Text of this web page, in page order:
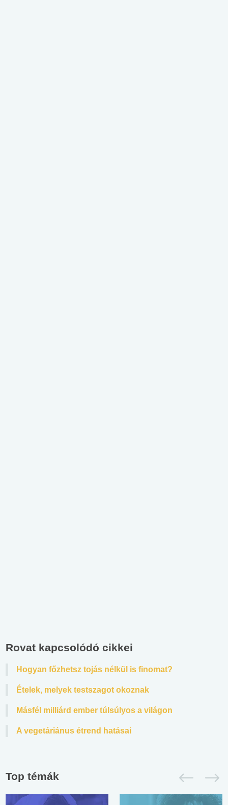
Rovat kapcsolódó cikkei
Hogyan főzhetsz tojás nélkül is finomat?
Ételek, melyek testszagot okoznak
Másfél milliárd ember túlsúlyos a világon
A vegetáriánus étrend hatásai
Top témák